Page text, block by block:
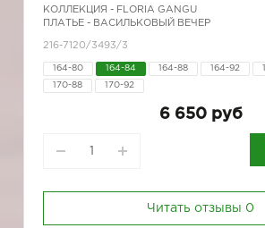
КОЛЛЕКЦИЯ - FLORIA GANGU
ПЛАТЬЕ - ВАСИЛЬКОВЫЙ ВЕЧЕР
216-7120/3493/3
164-80 164-84 164-88 164-92
170-88 170-92
6 650 руб
Читать отзывы 0